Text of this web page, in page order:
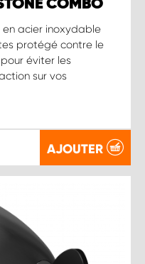
COMBO
en acier inoxydable
protégé contre le
éviter les
sur vos
AJOUTER